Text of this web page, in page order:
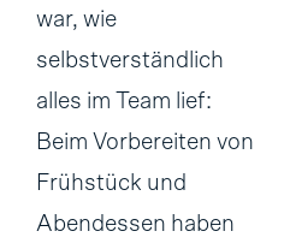
war, wie
selbstverständlich
alles im Team lief:
Beim Vorbereiten von
Frühstück und
Abendessen haben